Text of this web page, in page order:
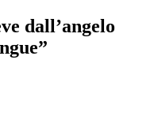
dall’angelo